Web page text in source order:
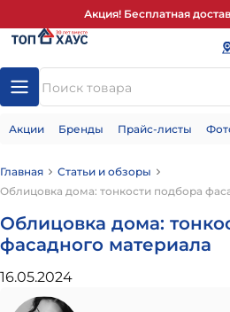
Акция! Бесплатная
Акции Бренды Прайс-листы
Главная
Статьи и обзоры
Облицовка дома: тонкости подбора
Облицовка дома:
фасадного материала
16.05.2024